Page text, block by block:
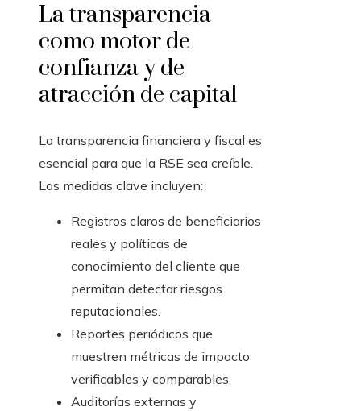
La transparencia
como motor de
confianza y de
atracción de capital
La transparencia financiera y fiscal es
esencial para que la RSE sea creíble.
Las medidas clave incluyen:
Registros claros de beneficiarios
reales y políticas de
conocimiento del cliente que
permitan detectar riesgos
reputacionales.
Reportes periódicos que
muestren métricas de impacto
verificables y comparables.
Auditorías externas y